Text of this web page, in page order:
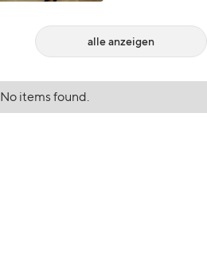
alle anzeigen
No items found.